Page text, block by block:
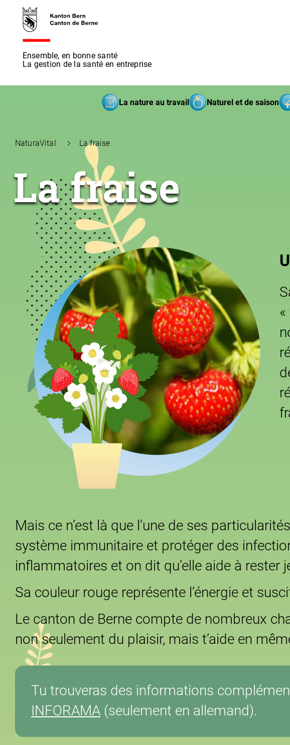
Ensemble, en bonne santé
La gestion de la santé en entreprise
La nature au travail Naturel et de saison
NaturaVital La fraise
La fraise
Mais ce n’est là que l’une de ses
système immunitaire et protéger des
inflammatoires et on dit qu’elle aide à rester
Sa couleur rouge représente l’énergie et
Le canton de Berne compte de nombreux
non seulement du plaisir, mais t’aide en
Tu trouveras des informations
INFORAMA (seulement en allemand).